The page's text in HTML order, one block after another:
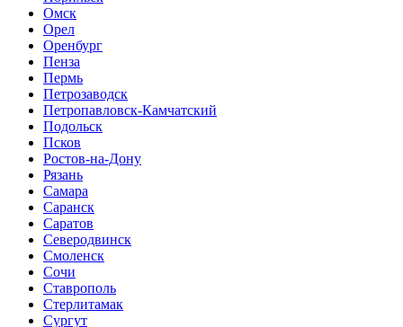
Омск
Орел
Оренбург
Пенза
Пермь
Петрозаводск
Петропавловск-Камчатский
Подольск
Псков
Ростов-на-Дону
Рязань
Самара
Саранск
Саратов
Северодвинск
Смоленск
Сочи
Ставрополь
Стерлитамак
Сургут